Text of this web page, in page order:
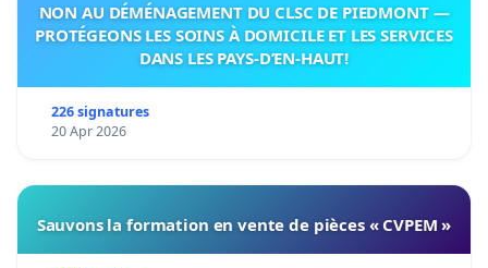
NON AU DÉMÉNAGEMENT DU CLSC DE PIEDMONT —
PROTÉGEONS LES SOINS À DOMICILE ET LES SERVICES
DANS LES PAYS-D’EN-HAUT!
226 signatures
20 Apr 2026
Sauvons la formation en vente de pièces « CVPEM »